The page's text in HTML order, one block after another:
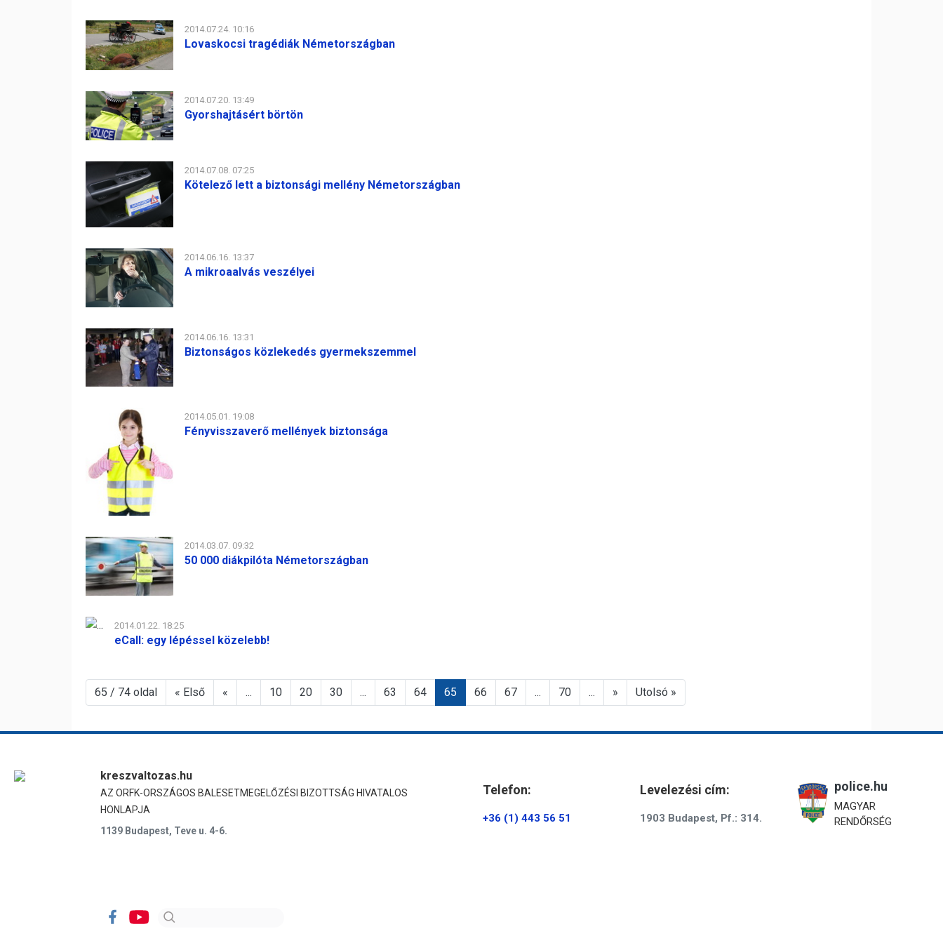
2014.07.24. 10:16
Lovaskocsi tragédiák Németországban
2014.07.20. 13:49
Gyorshajtásért börtön
2014.07.08. 07:25
Kötelező lett a biztonsági mellény Németországban
2014.06.16. 13:37
A mikroaalvás veszélyei
2014.06.16. 13:31
Biztonságos közlekedés gyermekszemmel
2014.05.01. 19:08
Fényvisszaverő mellények biztonsága
2014.03.07. 09:32
50 000 diákpilóta Németországban
2014.01.22. 18:25
eCall: egy lépéssel közelebb!
65 / 74 oldal « Első « ... 10 20 30 ... 63 64 65 66 67 ... 70 ... » Utolsó »
kreszvaltozas.hu
AZ ORFK-ORSZÁGOS BALESETMEGELŐZÉSI BIZOTTSÁG HIVATALOS
HONLAPJA
1139 Budapest, Teve u. 4-6.
Telefon:
+36 (1) 443 56 51
Levelezési cím:
1903 Budapest, Pf.: 314.
police.hu
MAGYAR
RENDŐRSÉG